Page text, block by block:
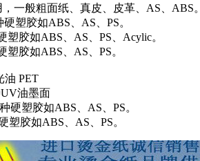
一般粗面纸、真皮、皮革、AS、ABS。
硬塑胶如ABS、AS、PS。
塑胶如ABS、AS、PS、Acylic。
塑胶如ABS、AS、PS。
油 PET
油墨面
硬塑胶如ABS、AS、PS。
塑胶如ABS、AS、PS。